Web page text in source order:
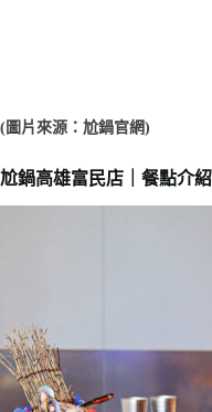
(圖片來源：尬鍋官網)
尬鍋高雄富民店｜餐點介紹